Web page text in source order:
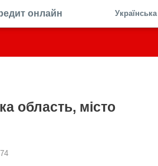
онлайн Українська
область, місто